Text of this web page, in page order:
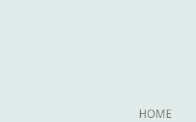
HOME